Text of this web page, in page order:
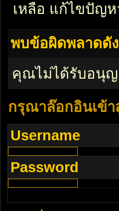
เหลือ แก้ไขปัญ
พบข้อผิดพลาดดั
คุณไม่ได้รับอนุญ
กรุณาล๊อกอินเข้า
Username
Password